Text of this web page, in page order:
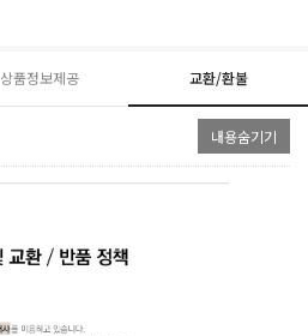
상품정보제공 교환/환불
내용숨기기